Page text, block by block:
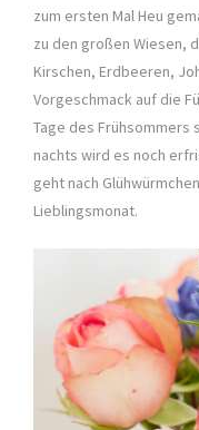
zum ersten Mal Heu
zu den großen Wiesen,
Kirschen, Erdbeeren,
Vorgeschmack auf die
Tage des Frühsommers
nachts wird es noch
geht nach
Lieblingsmonat.